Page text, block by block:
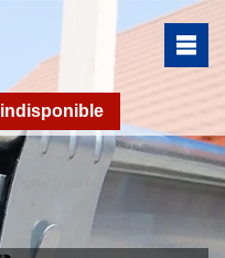
indisponible